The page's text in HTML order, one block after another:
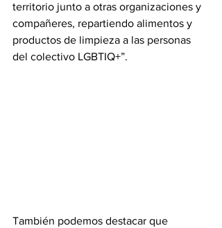
territorio junto a otras organizaciones y
compañeres, repartiendo alimentos y
productos de limpieza a las personas
del colectivo LGBTIQ+”.
También podemos destacar que